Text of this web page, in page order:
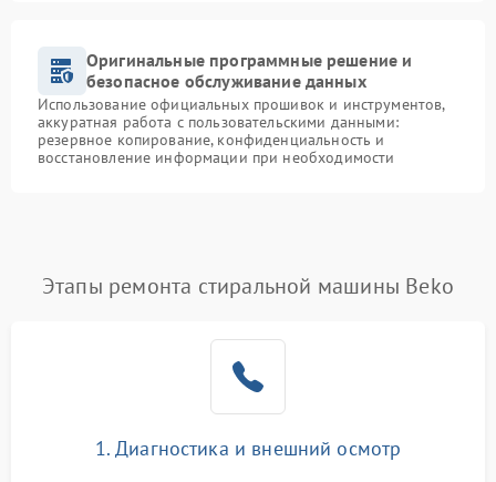
Оригинальные программные решение и
безопасное обслуживание данных
Использование официальных прошивок и инструментов,
аккуратная работа с пользовательскими данными:
резервное копирование, конфиденциальность и
восстановление информации при необходимости
Этапы ремонта стиральной машины Beko
1. Диагностика и внешний осмотр